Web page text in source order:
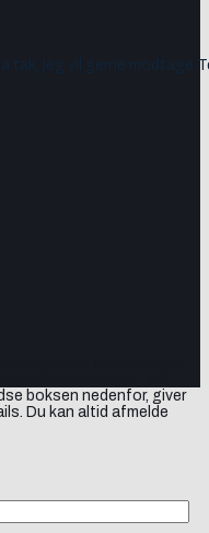
Ja tak, jeg vil gerne modtage
boksen nedenfor, giver
Du kan altid afmelde